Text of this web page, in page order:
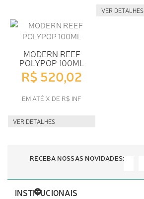
VER DETALHES
MODERN REEF
POLYPOP 100ML
R$ 520,02
EM ATÉ X DE R$ INF
VER DETALHES
RECEBA NOSSAS NOVIDADES:
INSTITUCIONAIS